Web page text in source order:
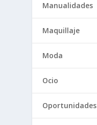
Manualidades
Maquillaje
Moda
Ocio
Oportunidades